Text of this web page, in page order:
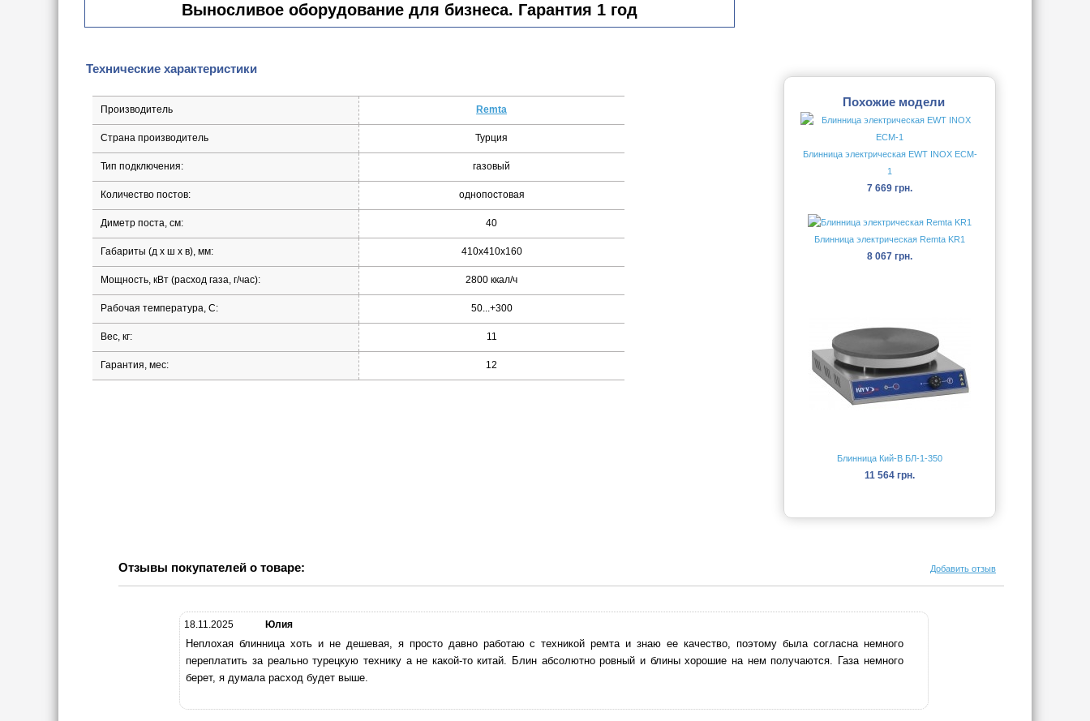
Выносливое оборудование для бизнеса. Гарантия 1 год
Технические характеристики
Производитель Remta
Страна производитель Турция
Тип подключения: газовый
Количество постов: однопостовая
Диметр поста, см: 40
Габариты (д х ш х в), мм: 410х410х160
Мощность, кВт (расход газа, г/час): 2800 ккал/ч
Рабочая температура, С: 50...+300
Вес, кг: 11
Гарантия, мес: 12
Похожие модели
Блинница электрическая EWT INOX ECM-
1
7 669 грн.
Блинница электрическая Remta KR1
8 067 грн.
Блинница Кий-В БЛ-1-350
11 564 грн.
Отзывы покупателей о товаре: Добавить отзыв
18.11.2025 Юлия
Неплохая блинница хоть и не дешевая, я просто давно работаю с техникой ремта и знаю ее качество, поэтому была согласна немного
переплатить за реально турецкую технику а не какой-то китай. Блин абсолютно ровный и блины хорошие на нем получаются. Газа немного
берет, я думала расход будет выше.